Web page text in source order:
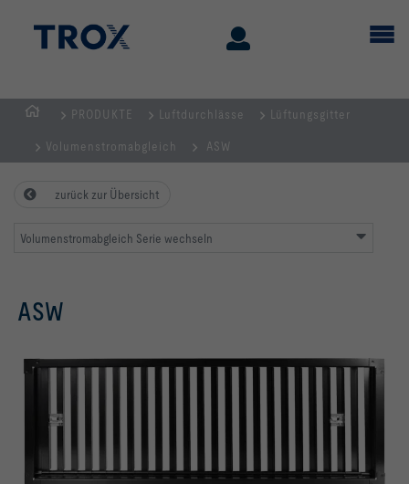
PRODUKTE Luftdurchlässe Lüftungsgitter
Volumenstromabgleich ASW
zurück zur Übersicht
Volumenstromabgleich Serie wechseln
ASW